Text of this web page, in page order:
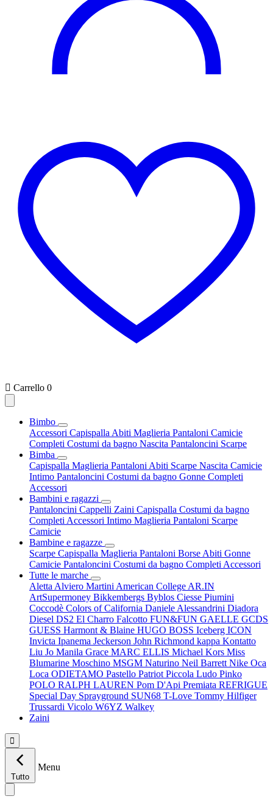
 Carrello 0
Bimbo
Accessori Capispalla Abiti Maglieria Pantaloni Camicie
Completi Costumi da bagno Nascita Pantaloncini Scarpe
Bimba
Capispalla Maglieria Pantaloni Abiti Scarpe Nascita Camicie
Intimo Pantaloncini Costumi da bagno Gonne Completi
Accessori
Bambini e ragazzi
Pantaloncini Cappelli Zaini Capispalla Costumi da bagno
Completi Accessori Intimo Maglieria Pantaloni Scarpe
Camicie
Bambine e ragazze
Scarpe Capispalla Maglieria Pantaloni Borse Abiti Gonne
Camicie Pantaloncini Costumi da bagno Completi Accessori
Tutte le marche
Aletta Alviero Martini American College AR.IN
ArtSupermoney Bikkembergs Byblos Ciesse Piumini
Coccodè Colors of California Daniele Alessandrini Diadora
Diesel DS2 El Charro Falcotto FUN&FUN GAELLE GCDS
GUESS Harmont & Blaine HUGO BOSS Iceberg ICON
Invicta Ipanema Jeckerson John Richmond kappa Kontatto
Liu Jo Manila Grace MARC ELLIS Michael Kors Miss
Blumarine Moschino MSGM Naturino Neil Barrett Nike Oca
Loca ODIETAMO Pastello Patriot Piccola Ludo Pinko
POLO RALPH LAUREN Pom D'Api Premiata REFRIGUE
Special Day Sprayground SUN68 T-Love Tommy Hilfiger
Trussardi Vicolo W6YZ Walkey
Zaini

Tutto
Menu